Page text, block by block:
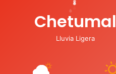
Chetumal
Lluvia Ligera